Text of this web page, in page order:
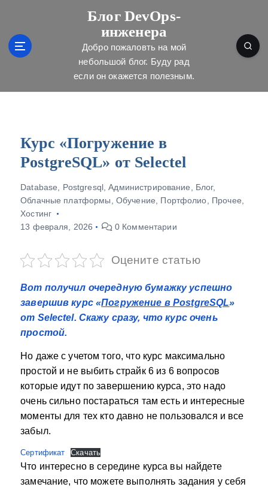
Блог DevOps-
инженера
Добро пожаловть на мой
небольшой блог. Буду рад
если он окажется полезным.
Курс «Погружение в
PostgreSQL» от Selectel
Database, Postgresql,Администрирование, Блог,
Облачные платформы, Обучение, Портфолио, Прочее,
Хостинг
13 февраля, 2026
0 Комментарии
Оцените статью
Вот получил очередную бумажку успешно
завершив курс «Погружение в PostgreSQL»
от Selectel. Скажу сразу, что курс очень
простой.
Но даже с учетом того, что курс максимально
простой и не выбить страйк 6 из 6 вопросов
которые идут по завершению курса, это надо
очень сильно постараться там есть и интересные
моменты для тех кто давно не пользовался и все
забыл.
Сертификат Скачать
Что интересно в середине курса вы найдете
замечание, что можете выполнять задания у себя